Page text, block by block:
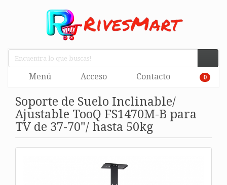
Menú Acceso Contacto 0
Soporte de Suelo Inclinable/
Ajustable TooQ FS1470M-B para
TV de 37-70"/ hasta 50kg